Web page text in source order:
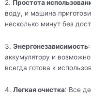
2. Простота
воду, и машина
несколько минут без
3. Энергонезависимость
аккумулятору и
всегда готова к
4. Легкая очистка: Все